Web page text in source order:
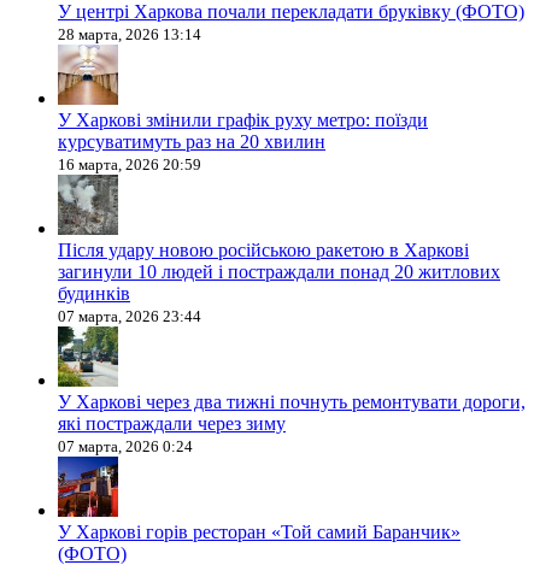
У центрі Харкова почали перекладати бруківку (ФОТО)
28 марта, 2026 13:14
У Харкові змінили графік руху метро: поїзди
курсуватимуть раз на 20 хвилин
16 марта, 2026 20:59
Після удару новою російською ракетою в Харкові
загинули 10 людей і постраждали понад 20 житлових
будинків
07 марта, 2026 23:44
У Харкові через два тижні почнуть ремонтувати дороги,
які постраждали через зиму
07 марта, 2026 0:24
У Харкові горів ресторан «Той самий Баранчик»
(ФОТО)